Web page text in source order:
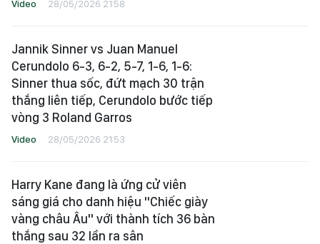
Video 28/05/2026 21:58
Jannik Sinner vs Juan Manuel
Cerundolo 6-3, 6-2, 5-7, 1-6, 1-6:
Sinner thua sốc, đứt mạch 30 trận
thắng liên tiếp, Cerundolo bước tiếp
vòng 3 Roland Garros
Video 28/05/2026 21:53
Harry Kane đang là ứng cử viên
sáng giá cho danh hiệu "Chiếc giày
vàng châu Âu" với thành tích 36 bàn
thắng sau 32 lần ra sân